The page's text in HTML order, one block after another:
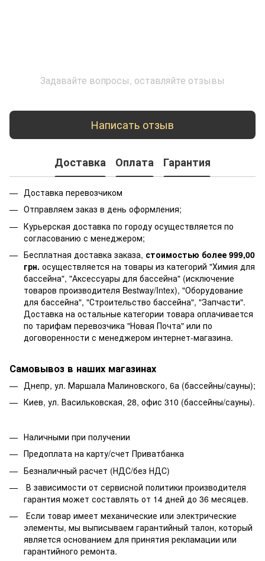
Задавайте вопросы, оставляйте отзывы
Написать отзыв
Доставка Оплата Гарантия
Доставка перевозчиком
Отправляем заказ в день оформления;
Курьерская доставка по городу осуществляется по
согласованию с менеджером;
Бесплатная доставка заказа, стоимостью более 999,00
грн. осуществляется на товары из категорий "Химия для
бассейна", "Аксессуары для бассейна" (исключение
товаров производителя Bestway/Intex), "Оборудование
для бассейна", "Строительство бассейна", "Запчасти".
Доставка на остальные категории товара оплачивается
по тарифам перевозчика "Новая Почта" или по
договоренности с менеджером интернет-магазина.
Самовывоз в наших магазинах
Днепр, ул. Маршала Малиновского, 6а (бассейны/сауны);
Киев, ул. Васильковская, 28, офис 310 (бассейны/сауны).
Наличными при получении
Предоплата на карту/счет Приватбанка
Безналичный расчет (НДС/без НДС)
В зависимости от сервисной политики производителя
гарантия может составлять от 14 дней до 36 месяцев.
Если товар имеет механические или электрические
элементы, мы выписываем гарантийный талон, который
является основанием для принятия рекламации или
гарантийного ремонта.